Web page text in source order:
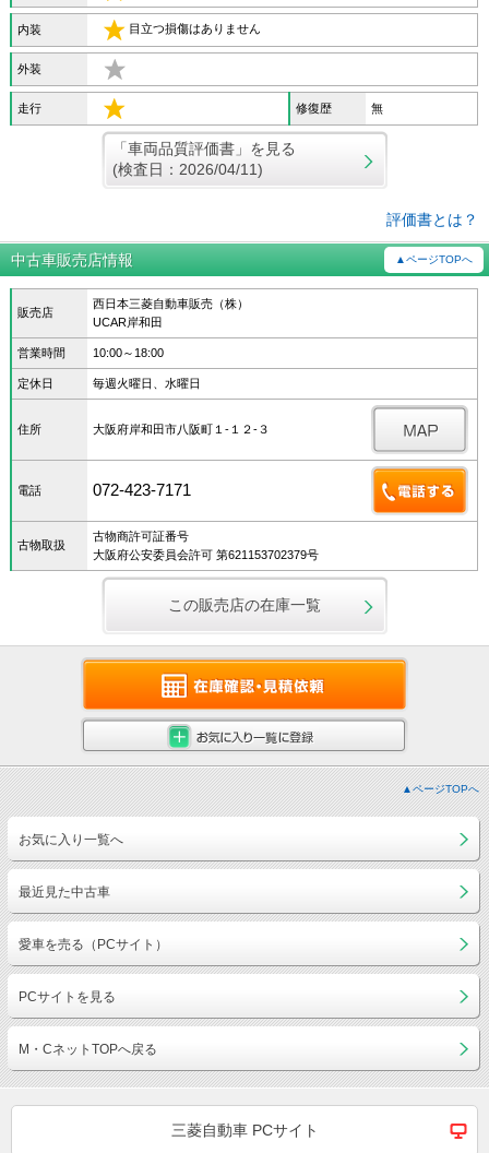
内装 目立つ損傷はありません
外装
走行 修復歴 無
「車両品質評価書」を見る
(検査日：2026/04/11)
評価書とは？
中古車販売店情報 ▲ページTOPへ
販売店
西日本三菱自動車販売（株）
UCAR岸和田
営業時間 10:00～18:00
定休日 毎週火曜日、水曜日
住所 大阪府岸和田市八阪町１-１２-３
電話 072-423-7171
古物取扱
古物商許可証番号
大阪府公安委員会許可 第621153702379号
この販売店の在庫一覧
▲ページTOPへ
お気に入り一覧へ
最近見た中古車
愛車を売る（PCサイト）
PCサイトを見る
M・CネットTOPへ戻る
三菱自動車 PCサイト